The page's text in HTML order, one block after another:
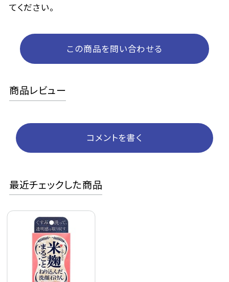
てください。
この商品を問い合わせる
商品レビュー
コメントを書く
最近チェックした商品